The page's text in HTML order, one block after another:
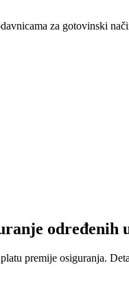
za gotovinski
određenih
premije osiguranja.